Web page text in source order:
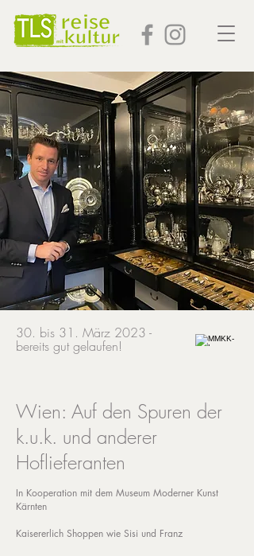
30. bis 31. März 2023 -
bereits gut gelaufen!
Wien: Auf den Spuren der
k.u.k. und anderer
Hoflieferanten
In Kooperation mit dem Museum Moderner Kunst
Kärnten
Kaisererlich Shoppen wie Sisi und Franz